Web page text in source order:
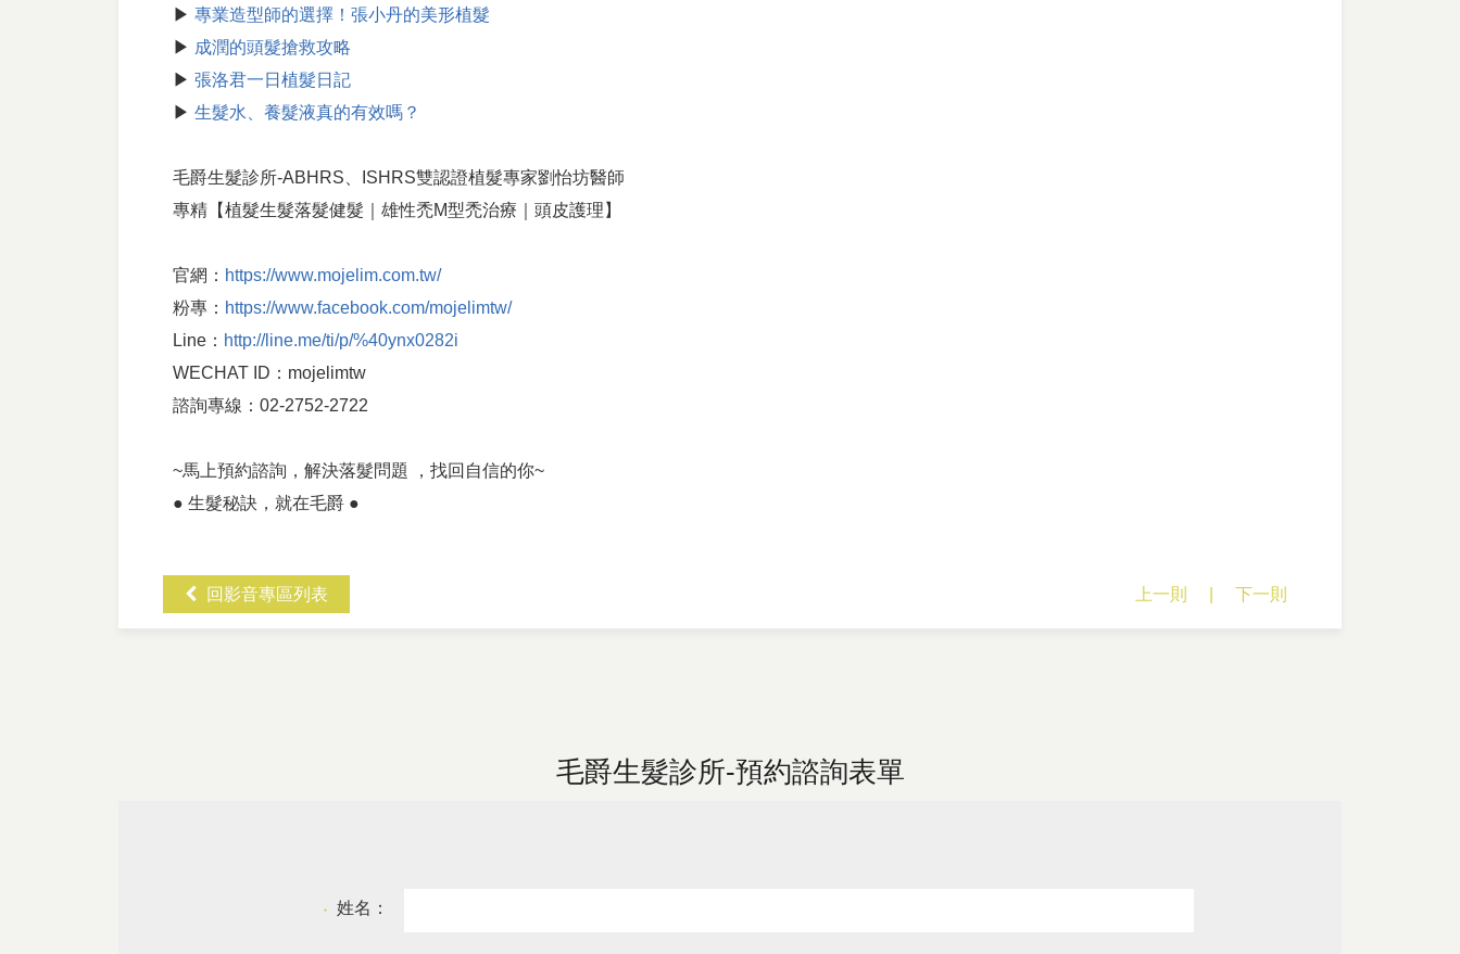
▶ 專業造型師的選擇！張小丹的美形植髮
▶ 成潤的頭髮搶救攻略
▶ 張洛君一日植髮日記
▶ 生髮水、養髮液真的有效嗎？
毛爵生髮診所-ABHRS、ISHRS雙認證植髮專家劉怡坊醫師
專精【植髮生髮落髮健髮｜雄性禿M型禿治療｜頭皮護理】
官網： https://www.mojelim.com.tw/
粉專： https://www.facebook.com/mojelimtw/
Line： http://line.me/ti/p/%40ynx0282i
WECHAT ID：mojelimtw
諮詢專線：02-2752-2722
~馬上預約諮詢，解決落髮問題 ，找回自信的你~
● 生髮秘訣，就在毛爵 ●
回影音專區列表 上一則 下一則
毛爵生髮診所-預約諮詢表單
● 姓名：